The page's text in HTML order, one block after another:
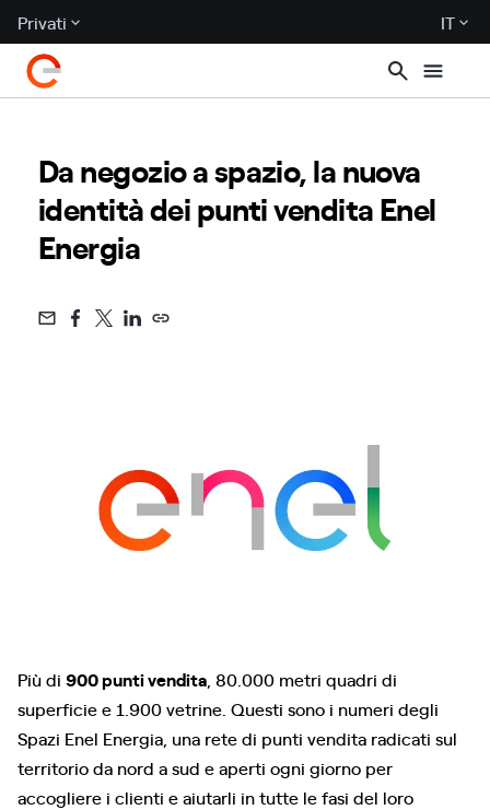
Privati IT
Da negozio a spazio, la nuova
identità dei punti vendita Enel
Energia
Più di 900 punti vendita , 80.000 metri quadri di
superficie e 1.900 vetrine. Questi sono i numeri degli
Spazi Enel Energia, una rete di punti vendita radicati sul
territorio da nord a sud e aperti ogni giorno per
accogliere i clienti e aiutarli in tutte le fasi del loro